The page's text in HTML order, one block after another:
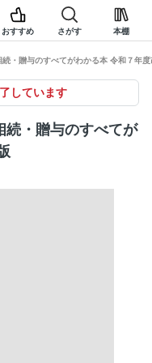
おすすめ さがす 本棚
・贈与のすべてがわかる本 令和７年
しています
続・贈与のすべてが